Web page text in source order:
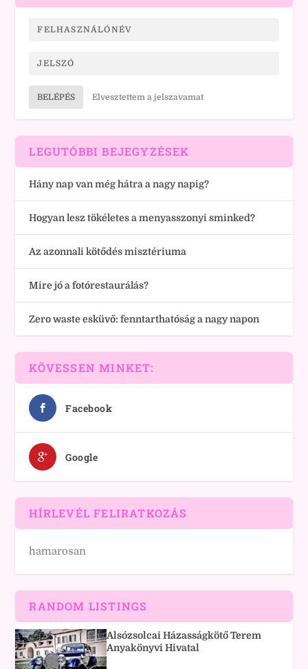
BELÉPÉS Elvesztettem a jelszavamat
LEGUTÓBBI BEJEGYZÉSEK
Hány nap van még hátra a nagy napig?
Hogyan lesz tökéletes a menyasszonyi sminked?
Az azonnali kötődés misztériuma
Mire jó a fotórestaurálás?
Zero waste esküvő: fenntarthatóság a nagy napon
KÖVESSEN MINKET:
Facebook
Google
HÍRLEVÉL FELIRATKOZÁS
hamarosan
RANDOM LISTINGS
Alsózsolcai Házasságkötő Terem
Anyakönyvi Hivatal